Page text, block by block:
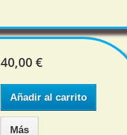
40,00 €
Añadir al carrito
Más